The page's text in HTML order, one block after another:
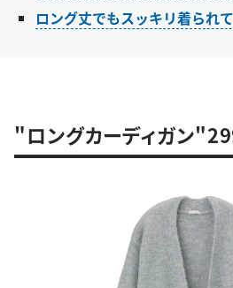
ロング丈でもスッキリ着られ
"ロングカーディガン